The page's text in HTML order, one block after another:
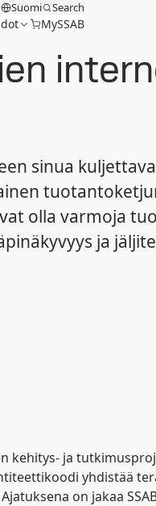
Suomi Search
MySSAB
sinua
olla varmoja
ja
kehitys- ja
yhdistää
on jakaa